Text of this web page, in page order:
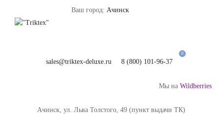
Ваш город: Ачинск
0
8 (800) 101-96-37
sales@triktex-deluxe.ru
Мы на Wildberries
Ачинск, ул. Льва Толстого, 49 (пункт выдачи ТК)